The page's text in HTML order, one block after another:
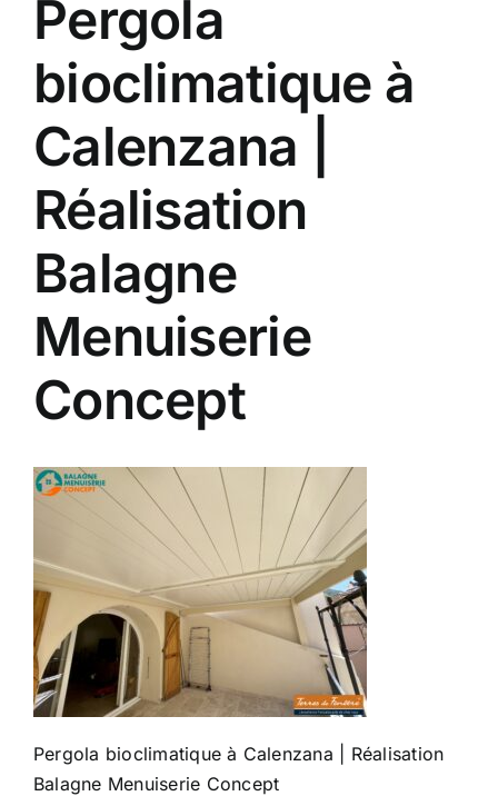
Contact
A propos
Clients
Pergola
bioclimatique à
Calenzana |
Réalisation
Balagne
Menuiserie
Concept
Pergola bioclimatique à Calenzana | Réalisation
Balagne Menuiserie Concept